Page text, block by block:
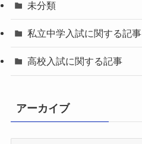
未分類
私立中学入試に関する記事
高校入試に関する記事
アーカイブ